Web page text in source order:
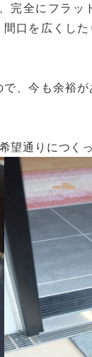
完全にフラッ
口を広くし
、今も余裕
望通りにつく